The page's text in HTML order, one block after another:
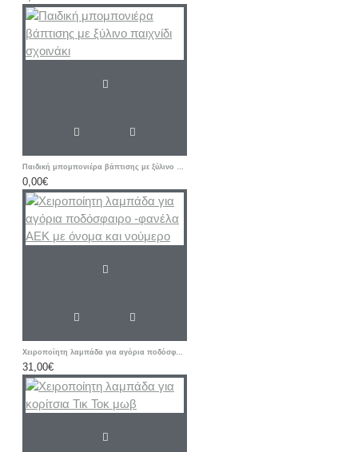
Παιδική μπομπονιέρα βάπτισης με ξύλινο παιχνίδι σχοινάκι
0,00€
Χειροποίητη λαμπάδα για αγόρια ποδόσφαιρο -φανέλα ΑΕΚ με όνομα και νούμερο
31,00€